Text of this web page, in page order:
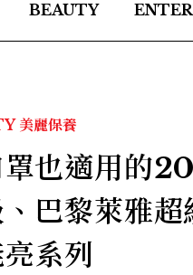
BEAUTY
美麗保養
也適用的
巴黎萊雅
系列